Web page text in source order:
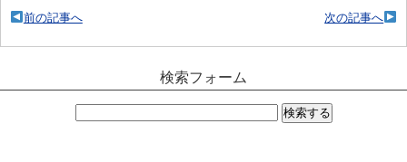
次の記事へ
前の記事へ
検索フォーム